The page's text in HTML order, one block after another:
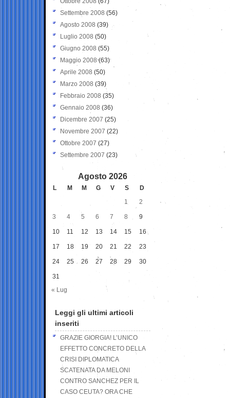
Settembre 2008 (56)
Agosto 2008 (39)
Luglio 2008 (50)
Giugno 2008 (55)
Maggio 2008(63)
Aprile 2008 (50)
Marzo 2008 (39)
Febbraio 2008 (35)
Gennaio 2008 (36)
Dicembre 2007 (25)
Novembre 2007 (22)
Ottobre 2007 (27)
Settembre 2007 (23)
Agosto 2026
L M M G V S
D
1
2
3 4 5 6 7 8 9
10 11 12 13 14 15 16
17 18 19 20 21 22 23
24 25 26 27 28 29 30
31
« Lug
Leggi gli ultimi articoli
inseriti
GRAZIE GIORGIA! L’UNICO
EFFETTO CONCRETO DELLA
CRISI DIPLOMATICA
SCATENATA DA MELONI
CONTRO SANCHEZ PER IL
CASO CEUTA? ORA CHE